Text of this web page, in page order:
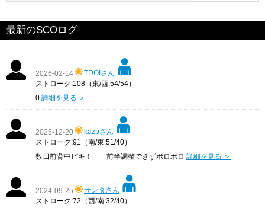
最新のSCOログ
2026-02-14
TDOIさん
ストローク:108（東/西:54/54）
0 詳細を見る ＞
2025-12-20
kazpさん
ストローク:91（南/東:51/40）
数日前背中ピキ！ 前半調整できずボロボロ 詳細を見る ＞
2024-09-25
サンタさん
ストローク:72（西/南:32/40）